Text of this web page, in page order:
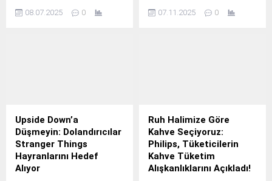
yazılım platformu One UI,
08.07.2025 0
serisiyle ev sineması
07.11.2025 0
Upside Down’a
Düşmeyin: Dolandırıcılar
Stranger Things
Hayranlarını Hedef
Alıyor
Ruh Halimize Göre
Kahve Seçiyoruz:
Philips, Tüketicilerin
Kahve Tüketim
Alışkanlıklarını Açıkladı!